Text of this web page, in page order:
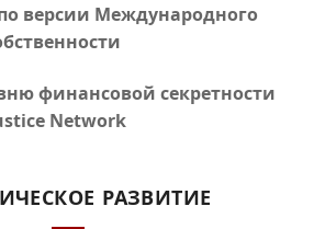
версии Международного
финансовой секретности
Network
РАЗВИТИЕ